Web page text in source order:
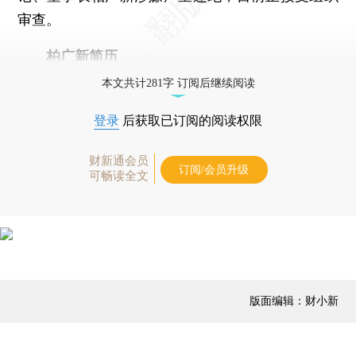
审查。
柏广新简历
本文共计281字 订阅后继续阅读
登录 后获取已订阅的阅读权限
财新通会员
可畅读全文
订阅/会员升级
版面编辑：财小新